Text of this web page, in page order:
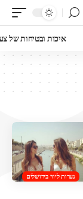
איכות ובטיחות של
נערות ליווי בירושלים